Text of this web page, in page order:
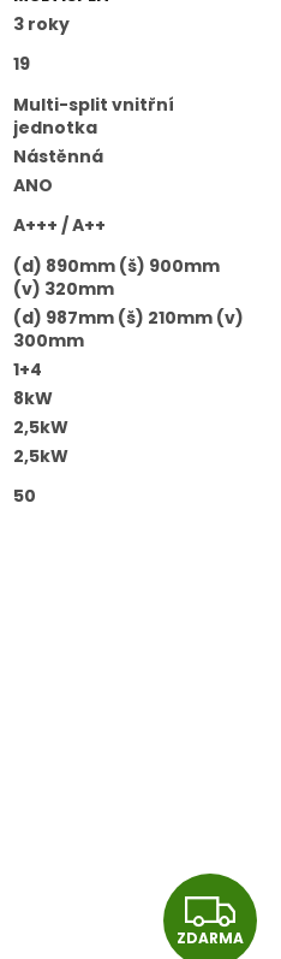
3 roky
19
Multi-split vnitřní
jednotka
Nástěnná
ANO
A+++ / A++
(d) 890mm (š) 900mm
(v) 320mm
(d) 987mm (š) 210mm (v)
300mm
1+4
8kW
2,5kW
2,5kW
50
Z
ZDARMA